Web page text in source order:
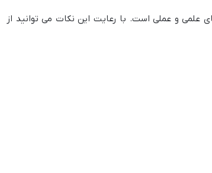
علمی و عملی است. با رعایت این نکات می توانید از